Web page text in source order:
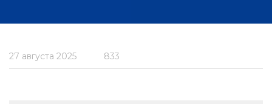
27 августа 2025 833